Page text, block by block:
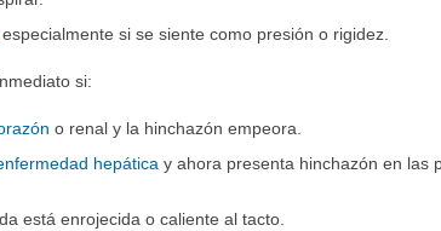
especialmente si se siente como presión o rigidez.
si:
o renal y la hinchazón empeora.
hepática y ahora presenta hinchazón en las
está enrojecida o caliente al tacto.